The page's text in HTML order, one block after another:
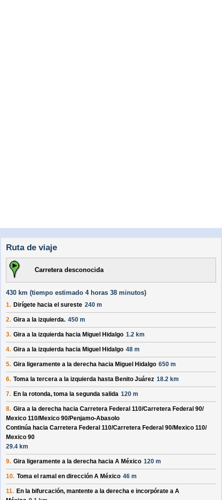
Ruta de viaje
Carretera desconocida
430 km (tiempo estimado 4 horas 38 minutos)
1. Dirígete hacia el sureste 240 m
2. Gira a la izquierda. 450 m
3. Gira a la izquierda hacia Miguel Hidalgo 1.2 km
4. Gira a la izquierda hacia Miguel Hidalgo 48 m
5. Gira ligeramente a la derecha hacia Miguel Hidalgo 650 m
6. Toma la tercera a la izquierda hasta Benito Juárez 18.2 km
7. En la rotonda, toma la segunda salida 120 m
8. Gira a la derecha hacia Carretera Federal 110/Carretera Federal 90/
Mexico 110/Mexico 90/Penjamo-Abasolo
Continúa hacia Carretera Federal 110/Carretera Federal 90/Mexico 110/
Mexico 90
29.4 km
9. Gira ligeramente a la derecha hacia A México 120 m
10. Toma el ramal en dirección A México 46 m
11. En la bifurcación, mantente a la derecha e incorpórate a A